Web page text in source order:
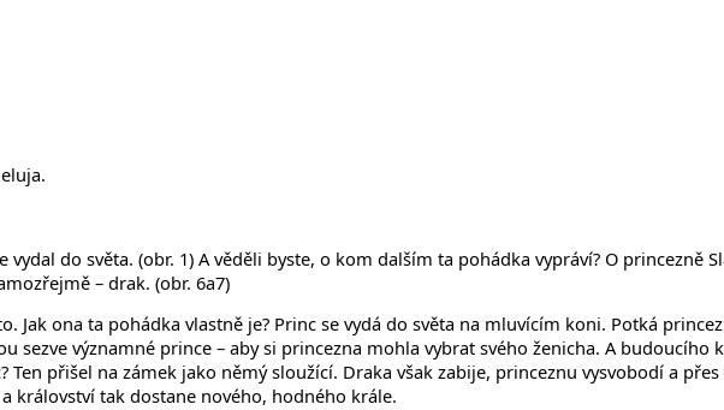
do světa. (obr. 1) A věděli byste, o kom dalším ta pohádka vypráví? O princezně
– drak. (obr. 6a7)
Jak ona ta pohádka vlastně je? Princ se vydá do světa na mluvícím koni. Potká
významné prince – aby si princezna mohla vybrat svého ženicha. A budoucího
Ten přišel na zámek jako němý sloužící. Draka však zabije, princeznu vysvobodí a
království tak dostane nového, hodného krále.